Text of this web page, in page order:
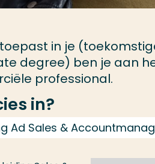
in je
degree) ben je aan
professional.
in?
Ad Sales &